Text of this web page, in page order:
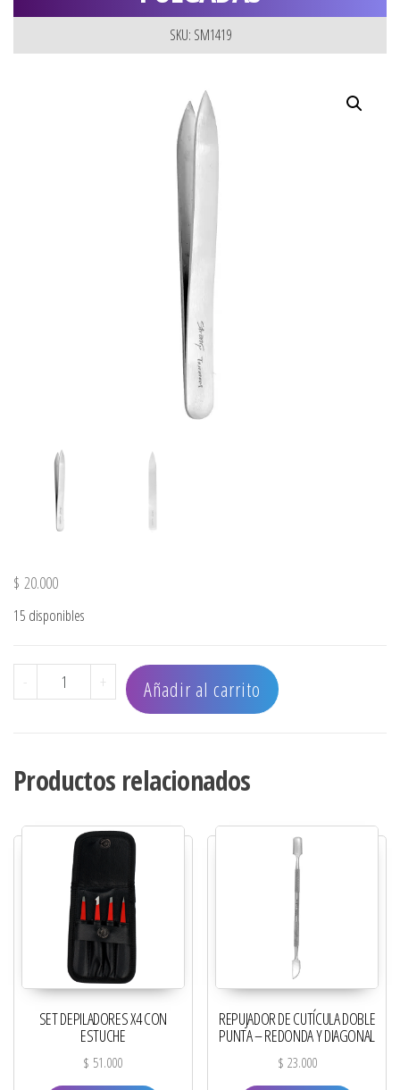
SKU: SM1419
$ 20.000
15 disponibles
- DEPILADOR PUNTA FINA 3 PULGADAS cantidad
+ Añadir al carrito
Productos relacionados
SET DEPILADORES X4 CON
ESTUCHE
$ 51.000
REPUJADOR DE CUTÍCULA DOBLE
PUNTA – REDONDA Y DIAGONAL
$ 23.000